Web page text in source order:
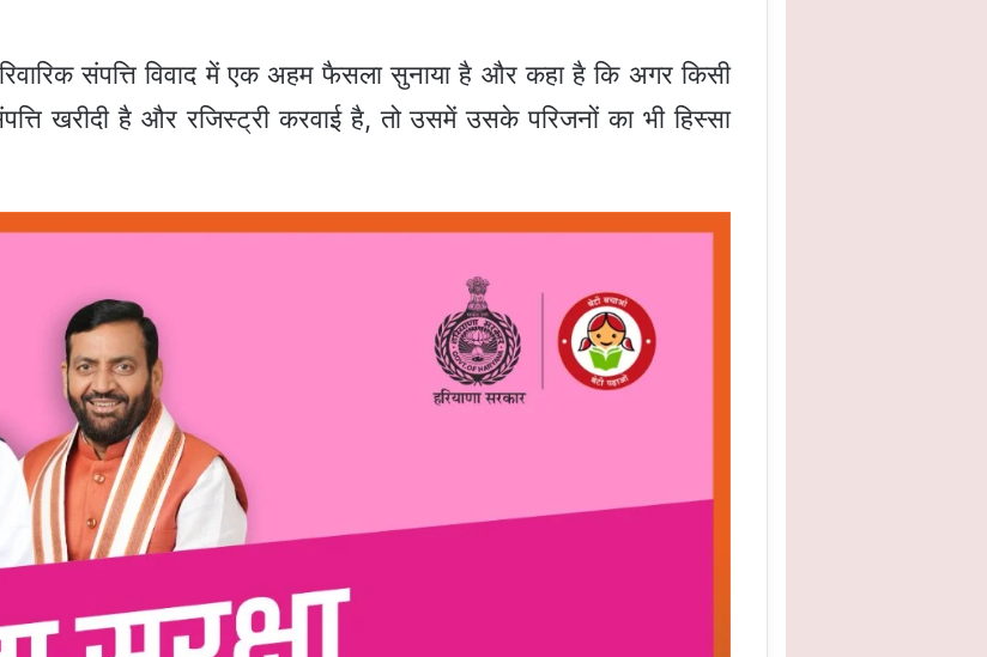
संपत्ति विवाद में एक अहम फैसला सुनाया है और कहा है कि अगर किसी
खरीदी है और रजिस्ट्री करवाई है, तो उसमें उसके परिजनों का भी हिस्सा